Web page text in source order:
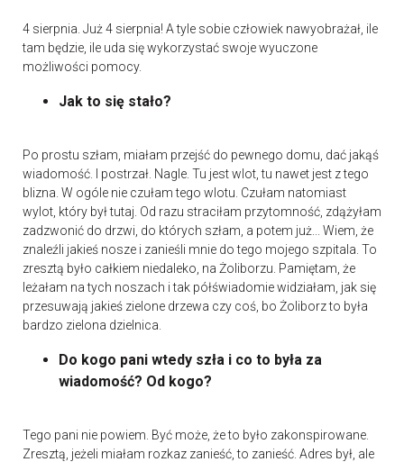
4 sierpnia. Już 4 sierpnia! A tyle sobie człowiek nawyobrażał, ile
tam będzie, ile uda się wykorzystać swoje wyuczone
możliwości pomocy.
Jak to się stało?
Po prostu szłam, miałam przejść do pewnego domu, dać jakąś
wiadomość. I postrzał. Nagle. Tu jest wlot, tu nawet jest z tego
blizna. W ogóle nie czułam tego wlotu. Czułam natomiast
wylot, który był tutaj. Od razu straciłam przytomność, zdążyłam
zadzwonić do drzwi, do których szłam, a potem już... Wiem, że
znaleźli jakieś nosze i zanieśli mnie do tego mojego szpitala. To
zresztą było całkiem niedaleko, na Żoliborzu. Pamiętam, że
leżałam na tych noszach i tak półświadomie widziałam, jak się
przesuwają jakieś zielone drzewa czy coś, bo Żoliborz to była
bardzo zielona dzielnica.
Do kogo pani wtedy szła i co to była za
wiadomość? Od kogo?
Tego pani nie powiem. Być może, że to było zakonspirowane.
Zresztą, jeżeli miałam rozkaz zanieść, to zanieść. Adres był, ale